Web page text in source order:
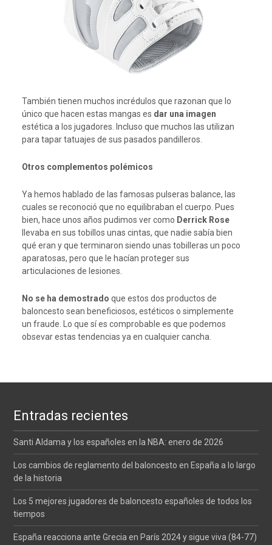
También tienen muchos incrédulos que razonan que lo
único que hacen estas mangas es dar una imagen
estética a los jugadores. Incluso que muchos las utilizan
para tapar tatuajes de sus pasados pandilleros.
Otros complementos polémicos
Ya hemos hablado de las famosas pulseras balance, las
cuales se reconoció que no equilibraban el cuerpo. Pues
bien, hace unos años pudimos ver como Derrick Rose
llevaba en sus tobillos unas cintas, que nadie sabía bien
qué eran y que terminaron siendo unas tobilleras un poco
aparatosas, pero que le hacían proteger sus
articulaciones de lesiones.
No se ha demostrado que estos dos productos de
baloncesto sean beneficiosos, estéticos o simplemente
un fraude. Lo que sí es comprobable es que podemos
obsevar estas tendencias ya en cualquier cancha.
Entradas recientes
Santi Aldama y los españoles en la NBA: enero de 2026
Los cambios de reglamento del baloncesto en España a lo largo
de la historia
Los 5 mejores jugadores de baloncesto españoles de todos los
tiempos
España reacciona ante Grecia en París 2024 y sigue viva (84-77)